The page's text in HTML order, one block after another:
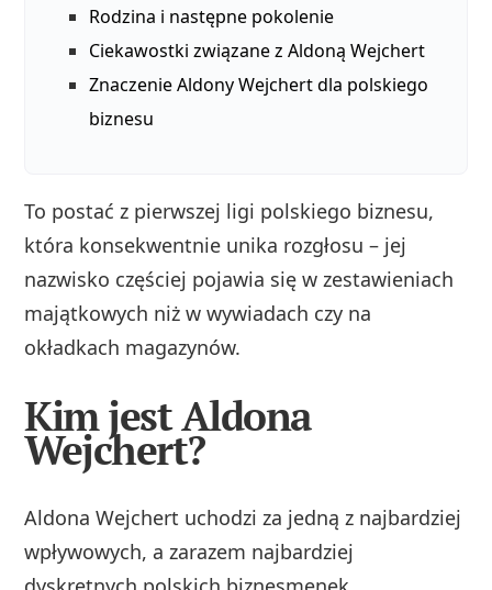
Rodzina i następne pokolenie
Ciekawostki związane z Aldoną Wejchert
Znaczenie Aldony Wejchert dla polskiego
biznesu
To postać z pierwszej ligi polskiego biznesu,
która konsekwentnie unika rozgłosu – jej
nazwisko częściej pojawia się w zestawieniach
majątkowych niż w wywiadach czy na
okładkach magazynów.
Kim jest Aldona
Wejchert?
Aldona Wejchert uchodzi za jedną z najbardziej
wpływowych, a zarazem najbardziej